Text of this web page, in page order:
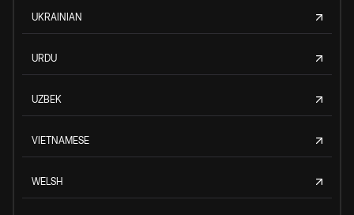
UKRAINIAN
URDU
UZBEK
VIETNAMESE
WELSH